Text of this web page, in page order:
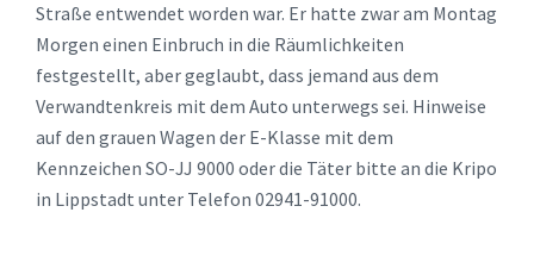
Straße entwendet worden war. Er hatte zwar am Montag
Morgen einen Einbruch in die Räumlichkeiten
festgestellt, aber geglaubt, dass jemand aus dem
Verwandtenkreis mit dem Auto unterwegs sei. Hinweise
auf den grauen Wagen der E-Klasse mit dem
Kennzeichen SO-JJ 9000 oder die Täter bitte an die Kripo
in Lippstadt unter Telefon 02941-91000.